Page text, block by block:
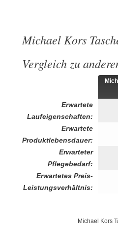
Michael Kors
Vergleich zu
Erwartete
Laufeigenschaften:
Erwartete
Produktlebensdauer:
Erwarteter
Pflegebedarf:
Erwartetes Preis-
Leistungsverhältnis:
Michael Kors